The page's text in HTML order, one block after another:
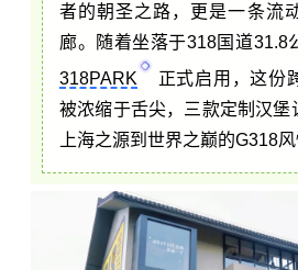
者的朝圣之路，更是一条流
廊。随着坐落于318国道31.8
318PARK
正式启用，这份
被浓缩于舌尖，三款定制汉堡
上海之源到世界之巅的G318风